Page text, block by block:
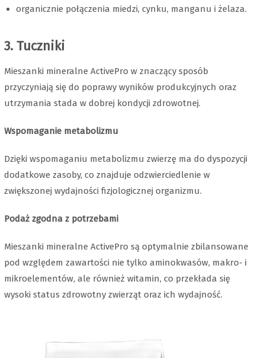
organicznie połączenia miedzi, cynku, manganu i żelaza.
3. Tuczniki
Mieszanki mineralne ActivePro w znaczący sposób
przyczyniają się do poprawy wyników produkcyjnych oraz
utrzymania stada w dobrej kondycji zdrowotnej.
Wspomaganie metabolizmu
Dzięki wspomaganiu metabolizmu zwierzę ma do dyspozycji
dodatkowe zasoby, co znajduje odzwierciedlenie w
zwiększonej wydajności fizjologicznej organizmu.
Podaż zgodna z potrzebami
Mieszanki mineralne ActivePro są optymalnie zbilansowane
pod względem zawartości nie tylko aminokwasów, makro- i
mikroelementów, ale również witamin, co przekłada się
wysoki status zdrowotny zwierząt oraz ich wydajność.